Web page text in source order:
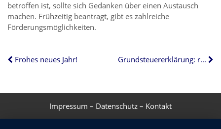
betroffen ist, sollte sich Gedanken über einen Austausch
machen. Frühzeitig beantragt, gibt es zahlreiche
Förderungsmöglichkeiten.
Frohes neues Jahr! Grundsteuererklärung: rund die Hälfte fehlt
Impressum – Datenschutz – Kontakt